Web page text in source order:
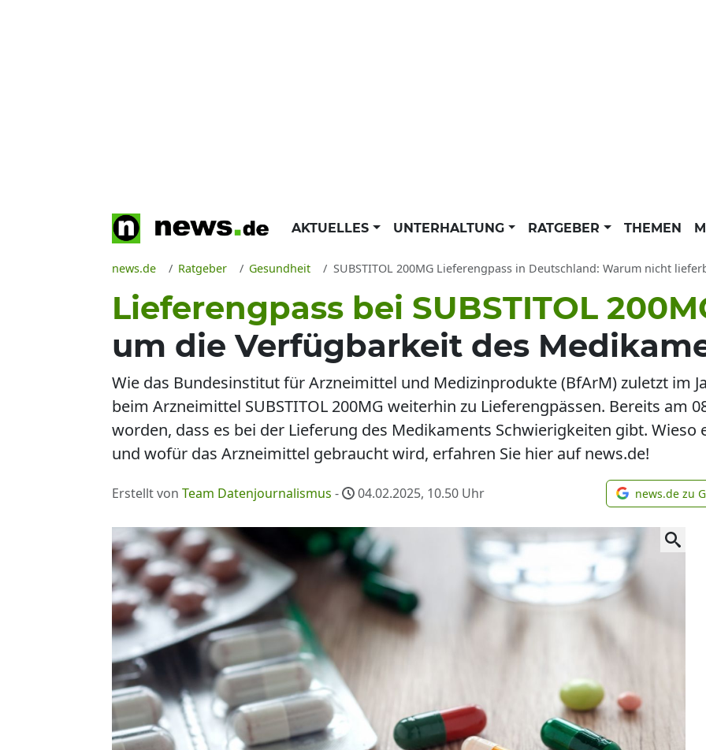
AKTUELLES UNTERHALTUNG RATGEBER THEMEN
news.de Ratgeber Gesundheit SUBSTITOL 200MG Lieferengpass in Deutschland: Warum nicht lieferbar? Details zu
Lieferengpass bei SUBSTITOL
um die Verfügbarkeit des
Wie das Bundesinstitut für Arzneimittel und Medizinprodukte (BfArM) zuletzt im
beim Arzneimittel SUBSTITOL 200MG weiterhin zu Lieferengpässen. Bereits am
worden, dass es bei der Lieferung des Medikaments Schwierigkeiten gibt.
und wofür das Arzneimittel gebraucht wird, erfahren Sie hier auf news.de!
Erstellt von Team Datenjournalismus - 04.02.2025, 10.50 Uhr news.de zu